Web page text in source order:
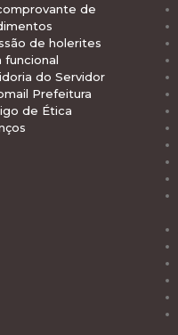
de
de holerites
funcional
do Servidor
Prefeitura
de Ética